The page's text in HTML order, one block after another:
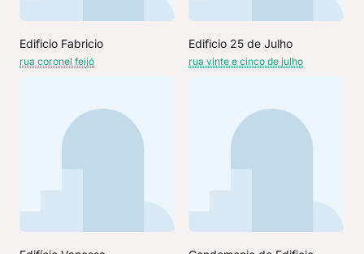
Edificio Fabricio
rua coronel feijó
Edificio 25 de Julho
rua vinte e cinco de julho